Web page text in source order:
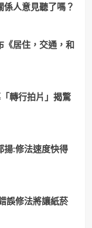
人意見聽了嗎？
《居住，交通，和
轉行拍片」揭驚
:修法速度快得
誤修法將讓紙菸